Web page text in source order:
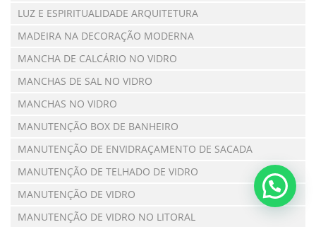
LUZ E ESPIRITUALIDADE ARQUITETURA
MADEIRA NA DECORAÇÃO MODERNA
MANCHA DE CALCÁRIO NO VIDRO
MANCHAS DE SAL NO VIDRO
MANCHAS NO VIDRO
MANUTENÇÃO BOX DE BANHEIRO
MANUTENÇÃO DE ENVIDRAÇAMENTO DE SACADA
MANUTENÇÃO DE TELHADO DE VIDRO
MANUTENÇÃO DE VIDRO
MANUTENÇÃO DE VIDRO NO LITORAL